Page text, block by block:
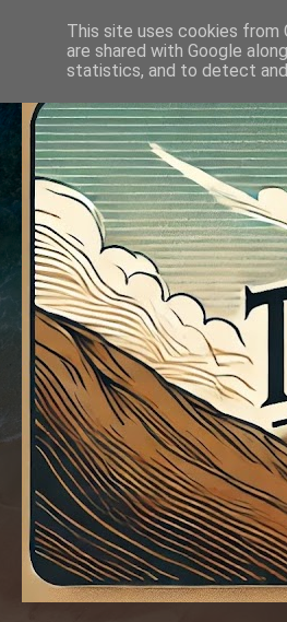
This site uses cookies from
are shared with Google
statistics, and to detect and